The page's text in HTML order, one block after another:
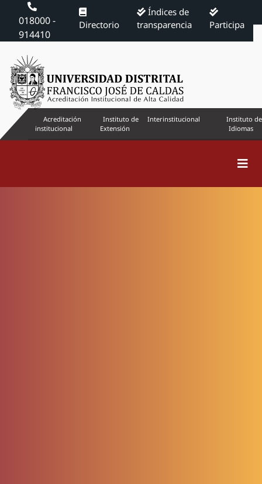
018000 -
914410
Directorio
Índices de
transparencia
Participa
Acreditación
institucional
Instituto de
Extensión
Interinstitucional
Instituto de
Idiomas